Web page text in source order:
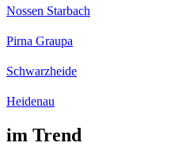
Nossen Starbach
Pirna Graupa
Schwarzheide
Heidenau
im Trend